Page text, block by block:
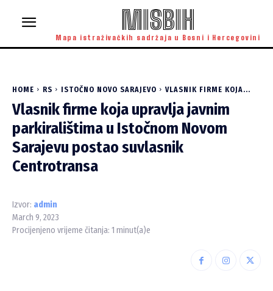
MISBIH
Mapa istraživačkih sadržaja u Bosni i Hercegovini
HOME RS ISTOČNO NOVO SARAJEVO VLASNIK FIRME KOJA...
Vlasnik firme koja upravlja javnim
parkiralištima u Istočnom Novom
Sarajevu postao suvlasnik
Centrotransa
Izvor: admin
March 9, 2023
Procijenjeno vrijeme čitanja: 1 minut(a)e